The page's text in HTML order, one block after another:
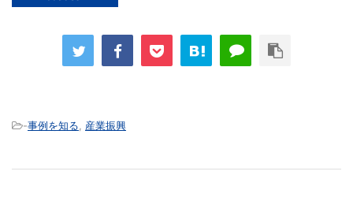
-事例を知る 産業振興